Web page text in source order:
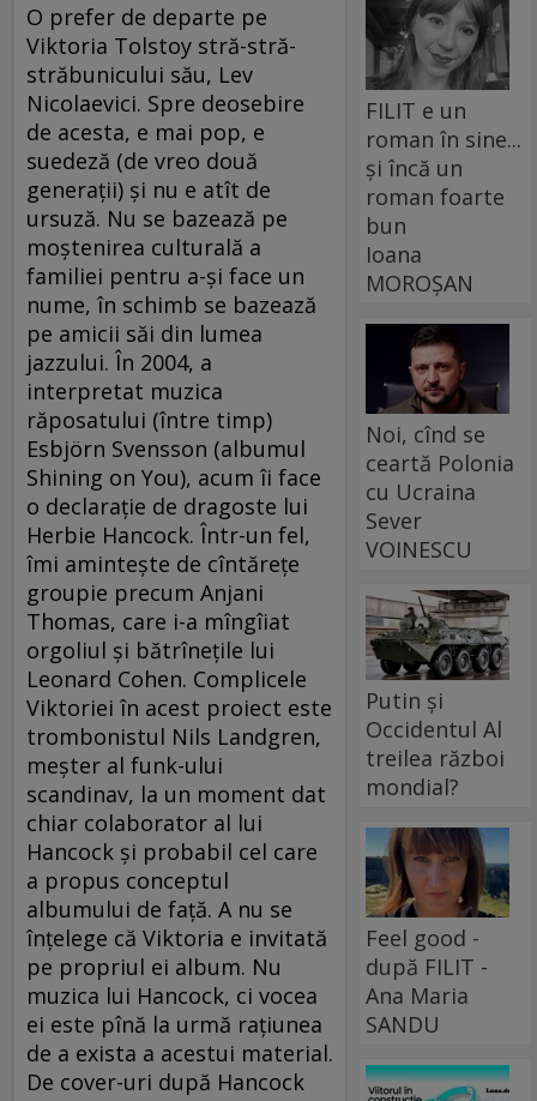
O prefer de departe pe
Viktoria Tolstoy stră-stră-
străbunicului său, Lev
Nicolaevici. Spre deosebire
de acesta, e mai pop, e
suedeză (de vreo două
generaţii) şi nu e atît de
ursuză. Nu se bazează pe
moştenirea culturală a
familiei pentru a-şi face un
nume, în schimb se bazează
pe amicii săi din lumea
jazzului. În 2004, a
interpretat muzica
răposatului (între timp)
Esbjörn Svensson (albumul
Shining on You), acum îi face
o declaraţie de dragoste lui
Herbie Hancock. Într-un fel,
îmi aminteşte de cîntăreţe
groupie precum Anjani
Thomas, care i-a mîngîiat
orgoliul şi bătrîneţile lui
Leonard Cohen. Complicele
Viktoriei în acest proiect este
trombonistul Nils Landgren,
meşter al funk-ului
scandinav, la un moment dat
chiar colaborator al lui
Hancock şi probabil cel care
a propus conceptul
albumului de faţă. A nu se
înţelege că Viktoria e invitată
pe propriul ei album. Nu
muzica lui Hancock, ci vocea
ei este pînă la urmă raţiunea
de a exista a acestui material.
De cover-uri după Hancock
FILIT e un
roman în sine...
și încă un
roman foarte
bun
Ioana
MOROȘAN
Noi, cînd se
ceartă Polonia
cu Ucraina
Sever
VOINESCU
Putin și
Occidentul Al
treilea război
mondial?
Feel good -
după FILIT -
Ana Maria
SANDU